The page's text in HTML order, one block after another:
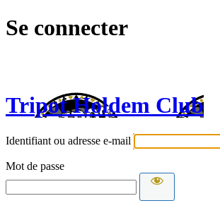
Se connecter
Tripot Holdem Club
Identifiant ou adresse e-mail
Mot de passe